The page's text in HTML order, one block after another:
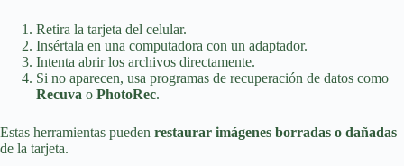
Retira la tarjeta del celular.
Insértala en una computadora con un adaptador.
Intenta abrir los archivos directamente.
Si no aparecen, usa programas de recuperación de datos como
Recuva o PhotoRec.
Estas herramientas pueden restaurar imágenes borradas o dañadas
de la tarjeta.